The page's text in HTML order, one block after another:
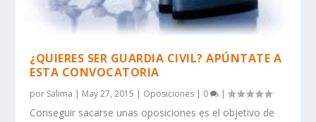
¿QUIERES SER GUARDIA CIVIL? APÚNTATE A
ESTA CONVOCATORIA
por Salima | May 27, 2015 | Oposiciones | 0 |
Conseguir sacarse unas oposiciones es el objetivo de